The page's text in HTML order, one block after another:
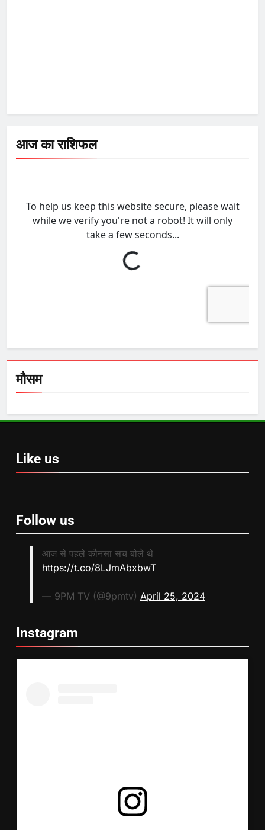
आज का राशिफल
मौसम
Like us
Follow us
आज से पहले कौनसा सच बोले थे
https://t.co/8LJmAbxbwT
— 9PM TV (@9pmtv) April 25, 2024
Instagram